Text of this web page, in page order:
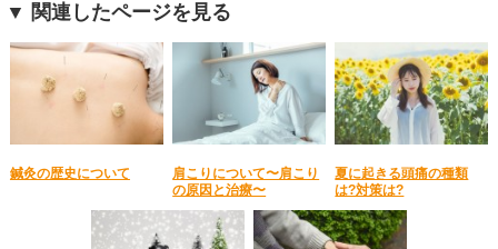
▼ 関連したページを見る
鍼灸の歴史について
肩こりについて〜肩こり
の原因と治療〜
夏に起きる頭痛の種類
は?対策は?